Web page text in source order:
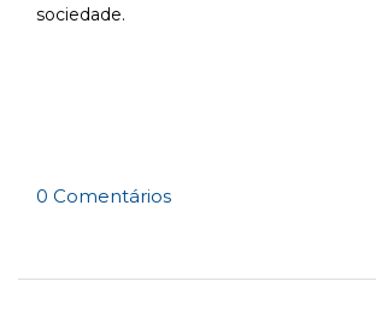
sociedade.
0 Comentários